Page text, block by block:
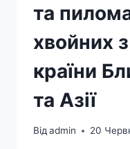
та
хвойних
країни
та Азії
Відadmin 20